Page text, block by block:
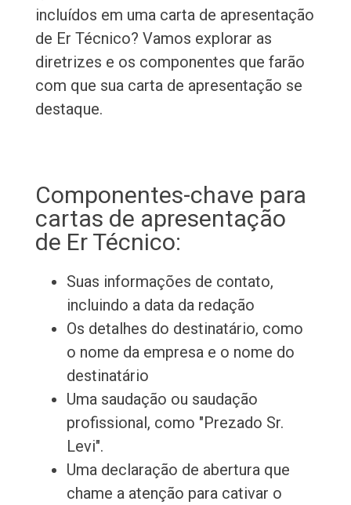
incluídos em uma carta de apresentação
de Er Técnico? Vamos explorar as
diretrizes e os componentes que farão
com que sua carta de apresentação se
destaque.
Componentes-chave para
cartas de apresentação
de Er Técnico:
Suas informações de contato,
incluindo a data da redação
Os detalhes do destinatário, como
o nome da empresa e o nome do
destinatário
Uma saudação ou saudação
profissional, como "Prezado Sr.
Levi".
Uma declaração de abertura que
chame a atenção para cativar o